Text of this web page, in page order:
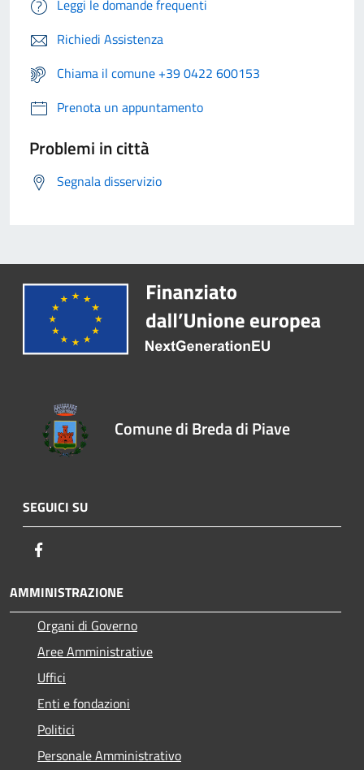
Leggi le domande frequenti
Richiedi Assistenza
Chiama il comune +39 0422 600153
Prenota un appuntamento
Problemi in città
Segnala disservizio
Comune di Breda di Piave
SEGUICI SU
AMMINISTRAZIONE
Organi di Governo
Aree Amministrative
Uffici
Enti e fondazioni
Politici
Personale Amministrativo